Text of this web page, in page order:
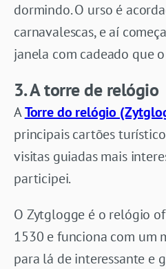
dormindo. O urso é
carnavalescas, e aí
janela com cadeado que o
3. A torre de relógio
ATorre do relógio
principais cartões
visitas guiadas mais
participei.
O Zytglogge é o relógio
1530 e funciona com um
para lá de interessante e